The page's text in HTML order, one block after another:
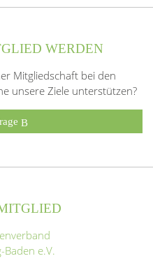
WERDEN
Mitgliedschaft bei den
unsere Ziele unterstützen?